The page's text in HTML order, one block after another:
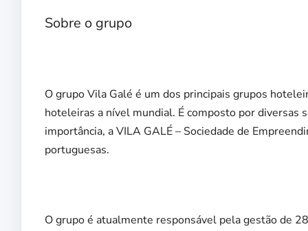
Sobre o grupo
O grupo Vila Galé é um dos principais grupos
hoteleiras a nível mundial. É composto por diversas
importância, a VILA GALÉ – Sociedade de
portuguesas.
O grupo é atualmente responsável pela gestão de